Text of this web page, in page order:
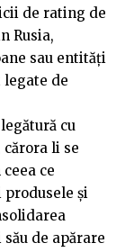
de rating de
Rusia,
sau entități
legate de
cu
cărora li se
ce
produsele și
de apărare